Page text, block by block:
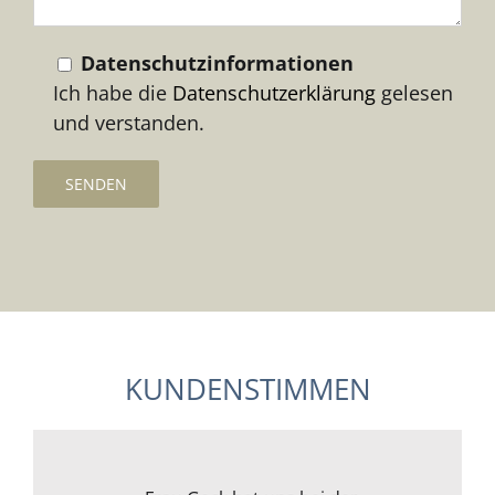
Datenschutzinformationen
Ich habe die Datenschutzerklärung gelesen
und verstanden.
KUNDENSTIMMEN